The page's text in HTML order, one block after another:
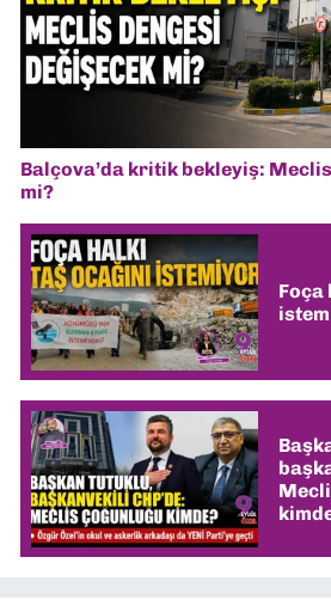
Balçova’da kritik bekleyiş:
mi?
Foça